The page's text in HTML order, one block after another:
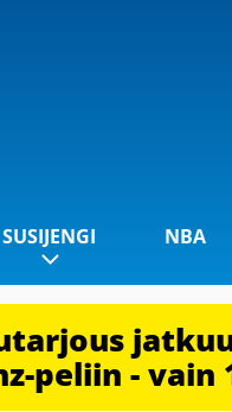
SUSIJENGI NBA
peliin - vain